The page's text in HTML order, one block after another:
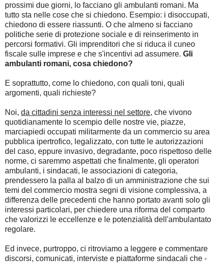
prossimi due giorni, lo facciano gli ambulanti romani. Ma
tutto sta nelle cose che si chiedono. Esempio: i disoccupati,
chiedono di essere riassunti. O che almeno si facciano
politiche serie di protezione sociale e di reinserimento in
percorsi formativi. Gli imprenditori che si riduca il cuneo
fiscale sulle imprese e che s'incentivi ad assumere. Gli
ambulanti romani, cosa chiedono?
E soprattutto, come lo chiedono, con quali toni, quali
argomenti, quali richieste?
Noi, da cittadini senza interessi nel settore, che vivono
quotidianamente lo scempio delle nostre vie, piazze,
marciapiedi occupati militarmente da un commercio su area
pubblica ipertrofico, legalizzato, con tutte le autorizzazioni
del caso, eppure invasivo, degradante, poco rispettoso delle
norme, ci saremmo aspettati che finalmente, gli operatori
ambulanti, i sindacati, le associazioni di categoria,
prendessero la palla al balzo di un amministrazione che sui
temi del commercio mostra segni di visione complessiva, a
differenza delle precedenti che hanno portato avanti solo gli
interessi particolari, per chiedere una riforma del comparto
che valorizzi le eccellenze e le potenzialità dell'ambulantato
regolare.
Ed invece, purtroppo, ci ritroviamo a leggere e commentare
discorsi, comunicati, interviste e piattaforme sindacali che -